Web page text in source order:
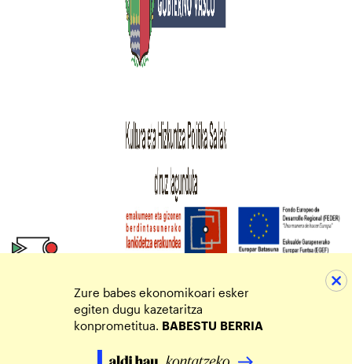
Zure babes ekonomikoari esker
egiten dugu kazetaritza
konprometitua. BABESTU BERRIA